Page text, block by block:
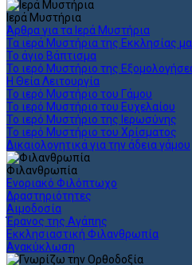
Ιερά Μυστήρια
Άρθρα για τα Ιερά Μυστήρια
Τα ιερά Μυστήρια της Εκκλησίας
Το άγιο Βάπτισμα
Το ιερό Μυστήριο της
Η Θεία Λειτουργία
Το ιερό Μυστήριο του Γάμου
Το ιερό Μυστήριο του Ευχελαίου
Το ιερό Μυστήριο της Ιερωσύνης
Το ιερό Μυστήριο του Χρίσματος
Δικαιολογητικά για την άδεια γάμου
Φιλανθρωπία
Ενοριακό Φιλόπτωχο
Δραστηριότητες
Αιμοδοσία
Έρανος της Αγάπης
Εκκλησιαστική Φιλανθρωπία
Ανακύκλωση